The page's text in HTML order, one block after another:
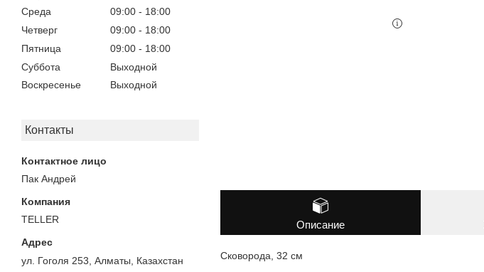
Среда
09:00
18:00
Четверг
09:00
18:00
Пятница
09:00
18:00
Суббота
Выходной
Воскресенье
Выходной
Контакты
Пак Андрей
TELLER
ул. Гоголя 253, Алматы, Казахстан
Описание
Сковорода, 32 см